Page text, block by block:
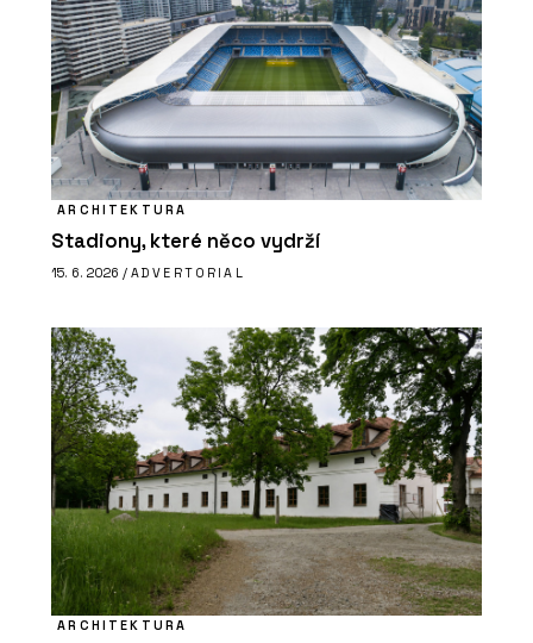
ARCHITEKTURA
Stadiony, které něco vydrží
15. 6. 2026 / ADVERTORIAL
ARCHITEKTURA